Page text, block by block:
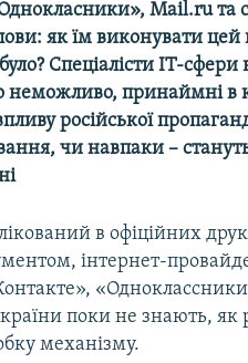
Mail.ruта
як їм виконувати
Спеціалісти ІТ-
неможливо, принаймні
російської
чи навпаки –
в офіційних
інтернет-
поки не знають, як
механізму.